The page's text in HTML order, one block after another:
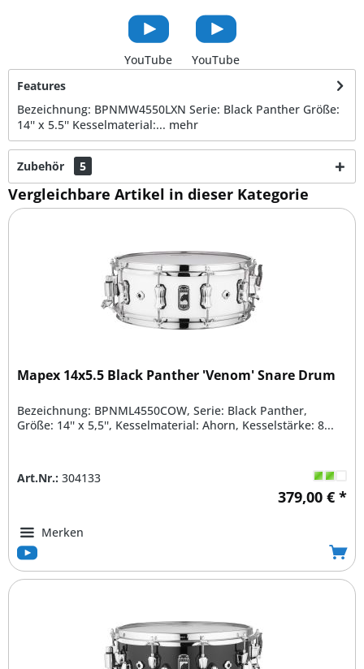
YouTube
YouTube
Features
Bezeichnung: BPNMW4550LXN Serie: Black Panther Größe:
14'' x 5.5'' Kesselmaterial:... mehr
Zubehör 5
Vergleichbare Artikel in dieser Kategorie
Mapex 14x5.5 Black Panther 'Venom' Snare Drum
Bezeichnung: BPNML4550COW, Serie: Black Panther,
Größe: 14'' x 5,5'', Kesselmaterial: Ahorn, Kesselstärke: 8...
Art.Nr.: 304133
379,00 € *
Merken